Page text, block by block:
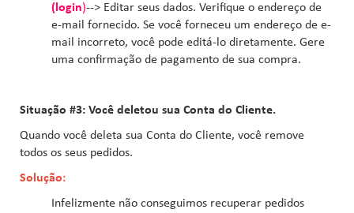
(login)--> Editar seus dados. Verifique o endereço de
e-mail fornecido. Se você forneceu um endereço de e-
mail incorreto, você pode editá-lo diretamente. Gere
uma confirmação de pagamento de sua compra.
Situação #3: Você deletou sua Conta do Cliente.
Quando você deleta sua Conta do Cliente, você remove
todos os seus pedidos.
Solução:
Infelizmente não conseguimos recuperar pedidos